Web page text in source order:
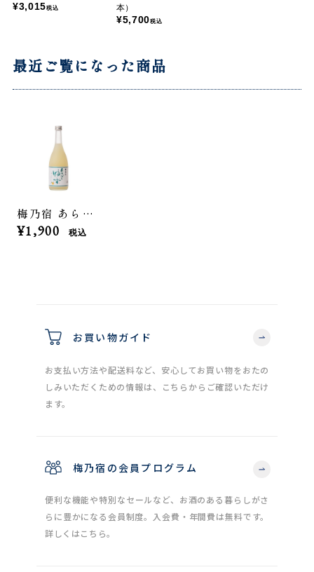
¥3,015税込
本）
¥5,700税込
最近ご覧になった商品
梅乃宿 あらごしゆず 720ml
¥1,900 税込
お買い物ガイド
お支払い方法や配送料など、安心してお買い物をおたの
しみいただくための情報は、こちらからご確認いただけ
ます。
梅乃宿の会員プログラム
便利な機能や特別なセールなど、お酒のある暮らしがさ
らに豊かになる会員制度。入会費・年間費は無料です。
詳しくはこちら。